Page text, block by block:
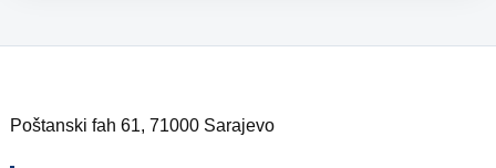
Poštanski fah 61, 71000 Sarajevo